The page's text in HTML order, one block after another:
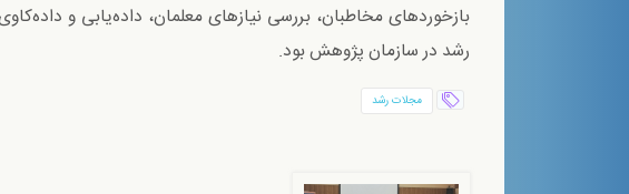
بازخوردهای مخاطبان، بررسی نیازهای معلمان، داده‌یابی و
رشد در سازمان پژوهش بود.
مجلات رشد